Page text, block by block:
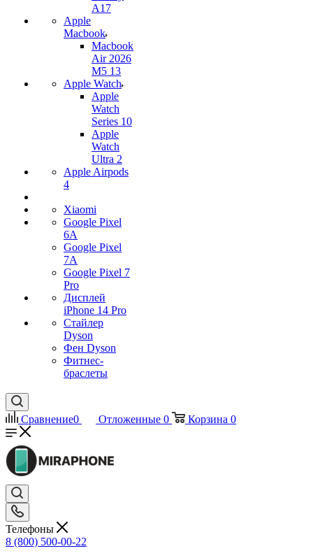
A17
Apple
Macbook
Macbook
Air 2026
M5 13
Apple Watch
Apple
Watch
Series 10
Apple
Watch
Ultra 2
Apple Airpods
4
Xiaomi
Google Pixel
6A
Google Pixel
7А
Google Pixel 7
Pro
Дисплей
iPhone 14 Pro
Стайлер
Dyson
Фен Dyson
Фитнес-
браслеты
Сравнение0 Отложенные 0 Корзина 0
Телефоны
8 (800) 500-00-22